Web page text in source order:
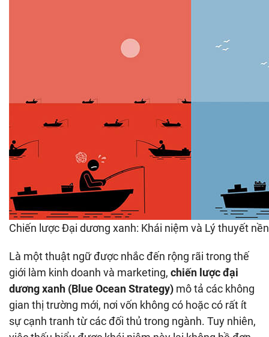
Chiến lược Đại dương xanh: Khái niệm và Lý thuyết
Là một thuật ngữ được nhắc đến rộng rãi trong thế
giới làm kinh doanh và marketing, chiến lược đại
dương xanh (Blue Ocean Strategy) mô tả các không
gian thị trường mới, nơi vốn không có hoặc có rất ít
sự cạnh tranh từ các đối thủ trong ngành. Tuy nhiên,